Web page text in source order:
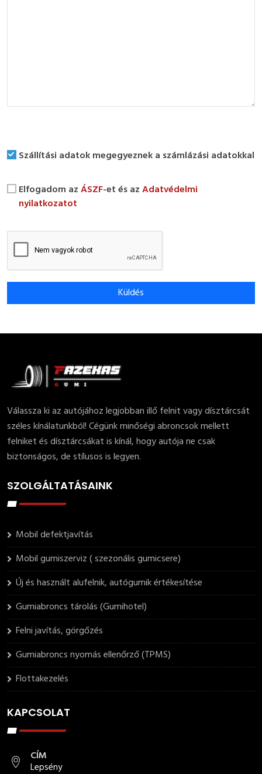
Szállítási adatok megegyeznek a számlázási adatokkal
Elfogadom azÁSZF-et és azAdatvédelmi
nyilatkozatot
Küldés
Válassza ki az autójához legjobban illő felnit vagy dísztárcsát
széles kínálatunkból! Cégünk minőségi abroncsok mellett
felniket és dísztárcsákat is kínál, hogy autója ne csak
biztonságos, de stílusos is legyen.
SZOLGÁLTATÁSAINK
Mobil defektjavítás
Mobil gumiszerviz ( szezonális gumicsere)
Új és használt alufelnik, autógumik értékesítése
Gumiabroncs tárolás (Gumihotel)
Felni javítás, görgőzés
Gumiabroncs nyomás ellenőrző (TPMS)
Flottakezelés
KAPCSOLAT
CÍM
Lepsény